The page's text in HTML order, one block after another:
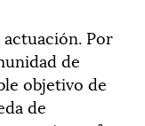
Por
de
objetivo de
de